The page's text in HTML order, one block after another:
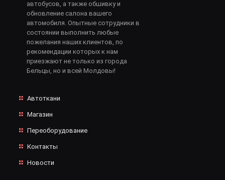
автобусов, а также обшивку и
обновление салона вашего
автомобиля. Опытные сотрудники в
состоянии выполнить любые
пожелания наших клиентов, по
рекомендации которых к нам
приезжают не только из города
Бельцы, но и всей Молдовы!
Автоткани
Магазин
Переоборудование
Контакты
Новости